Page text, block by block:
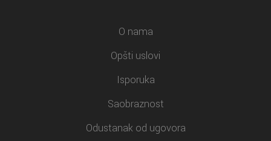
O nama
Opšti uslovi
Isporuka
Saobraznost
Odustanak od ugovora